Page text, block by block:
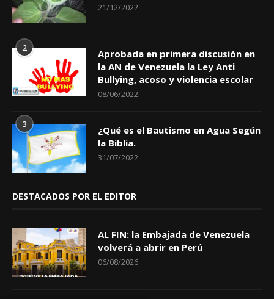
21/12/2022
2
Aprobada en primera discusión en
la AN de Venezuela la Ley Anti
Bullying, acoso y violencia escolar
08/06/2022
3
¿Qué es el Bautismo en Agua Según
la Biblia.
31/07/2022
DESTACADOS POR EL EDITOR
AL FIN: la Embajada de Venezuela
volverá a abrir en Perú
06/08/2026